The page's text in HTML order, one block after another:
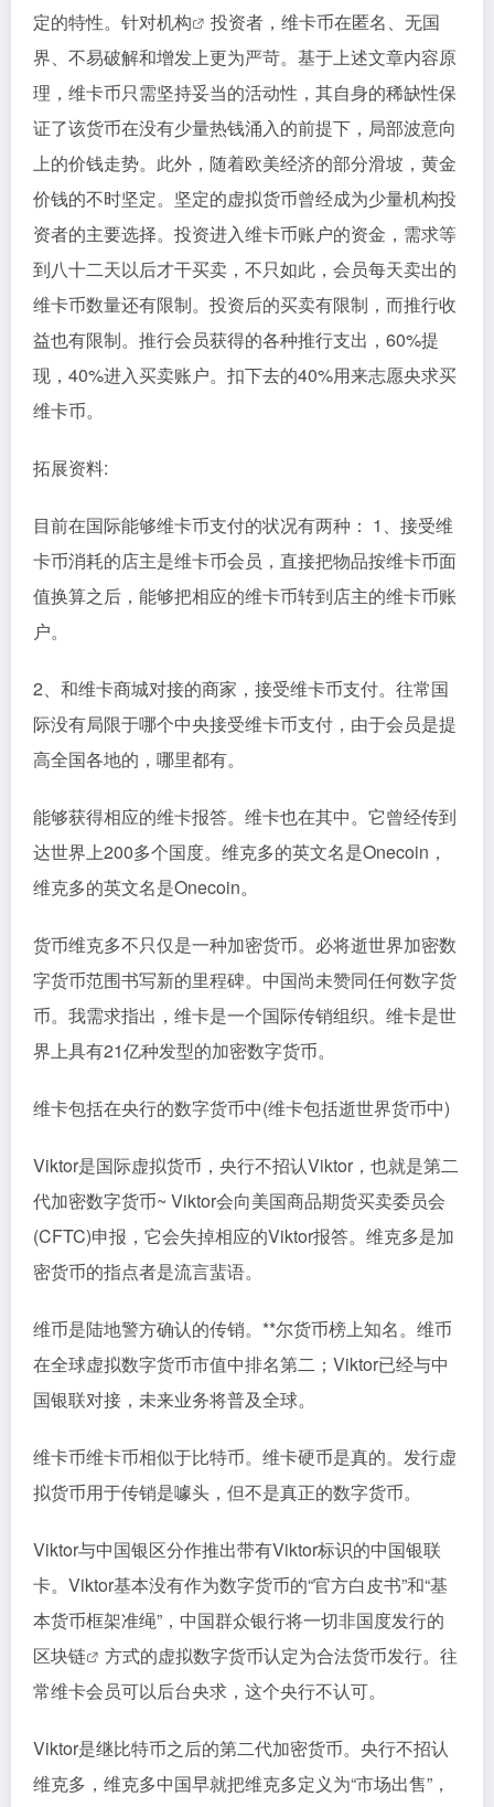
定的特性。针对机构
投资者，维卡币在匿名、无国
界、不易破解和增发上更为严苛。基于上述文章内容原
理，维卡币只需坚持妥当的活动性，其自身的稀缺性保
证了该货币在没有少量热钱涌入的前提下，局部波意向
上的价钱走势。此外，随着欧美经济的部分滑坡，黄金
价钱的不时坚定。坚定的虚拟货币曾经成为少量机构投
资者的主要选择。投资进入维卡币账户的资金，需求等
到八十二天以后才干买卖，不只如此，会员每天卖出的
维卡币数量还有限制。投资后的买卖有限制，而推行收
益也有限制。推行会员获得的各种推行支出，60%提
现，40%进入买卖账户。扣下去的40%用来志愿央求买
维卡币。
拓展资料:
目前在国际能够维卡币支付的状况有两种： 1、接受维
卡币消耗的店主是维卡币会员，直接把物品按维卡币面
值换算之后，能够把相应的维卡币转到店主的维卡币账
户。
2、和维卡商城对接的商家，接受维卡币支付。往常国
际没有局限于哪个中央接受维卡币支付，由于会员是提
高全国各地的，哪里都有。
能够获得相应的维卡报答。维卡也在其中。它曾经传到
达世界上200多个国度。维克多的英文名是Onecoin，
维克多的英文名是Onecoin。
货币维克多不只仅是一种加密货币。必将逝世界加密数
字货币范围书写新的里程碑。中国尚未赞同任何数字货
币。我需求指出，维卡是一个国际传销组织。维卡是世
界上具有21亿种发型的加密数字货币。
维卡包括在央行的数字货币中(维卡包括逝世界货币中)
Viktor是国际虚拟货币，央行不招认Viktor，也就是第二
代加密数字货币~ Viktor会向美国商品期货买卖委员会
(CFTC)申报，它会失掉相应的Viktor报答。维克多是加
密货币的指点者是流言蜚语。
维币是陆地警方确认的传销。**尔货币榜上知名。维币
在全球虚拟数字货币市值中排名第二；Viktor已经与中
国银联对接，未来业务将普及全球。
维卡币维卡币相似于比特币。维卡硬币是真的。发行虚
拟货币用于传销是噱头，但不是真正的数字货币。
Viktor与中国银区分作推出带有Viktor标识的中国银联
卡。Viktor基本没有作为数字货币的“官方白皮书”和“基
本货币框架准绳”，中国群众银行将一切非国度发行的
区块链
方式的虚拟数字货币认定为合法货币发行。往
常维卡会员可以后台央求，这个央行不认可。
Viktor是继比特币之后的第二代加密货币。央行不招认
维克多，维克多中国早就把维克多定义为“市场出售”，